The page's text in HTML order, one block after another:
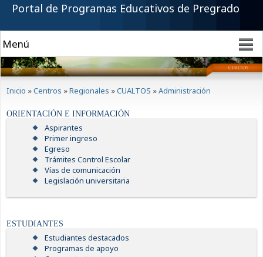
Portal de Programas Educativos de Pregrado
Inicio »Centros »Regionales »CUALTOS »Administración
ORIENTACIÓN E INFORMACIÓN
Aspirantes
Primer ingreso
Egreso
Trámites Control Escolar
Vías de comunicación
Legislación universitaria
ESTUDIANTES
Estudiantes destacados
Programas de apoyo